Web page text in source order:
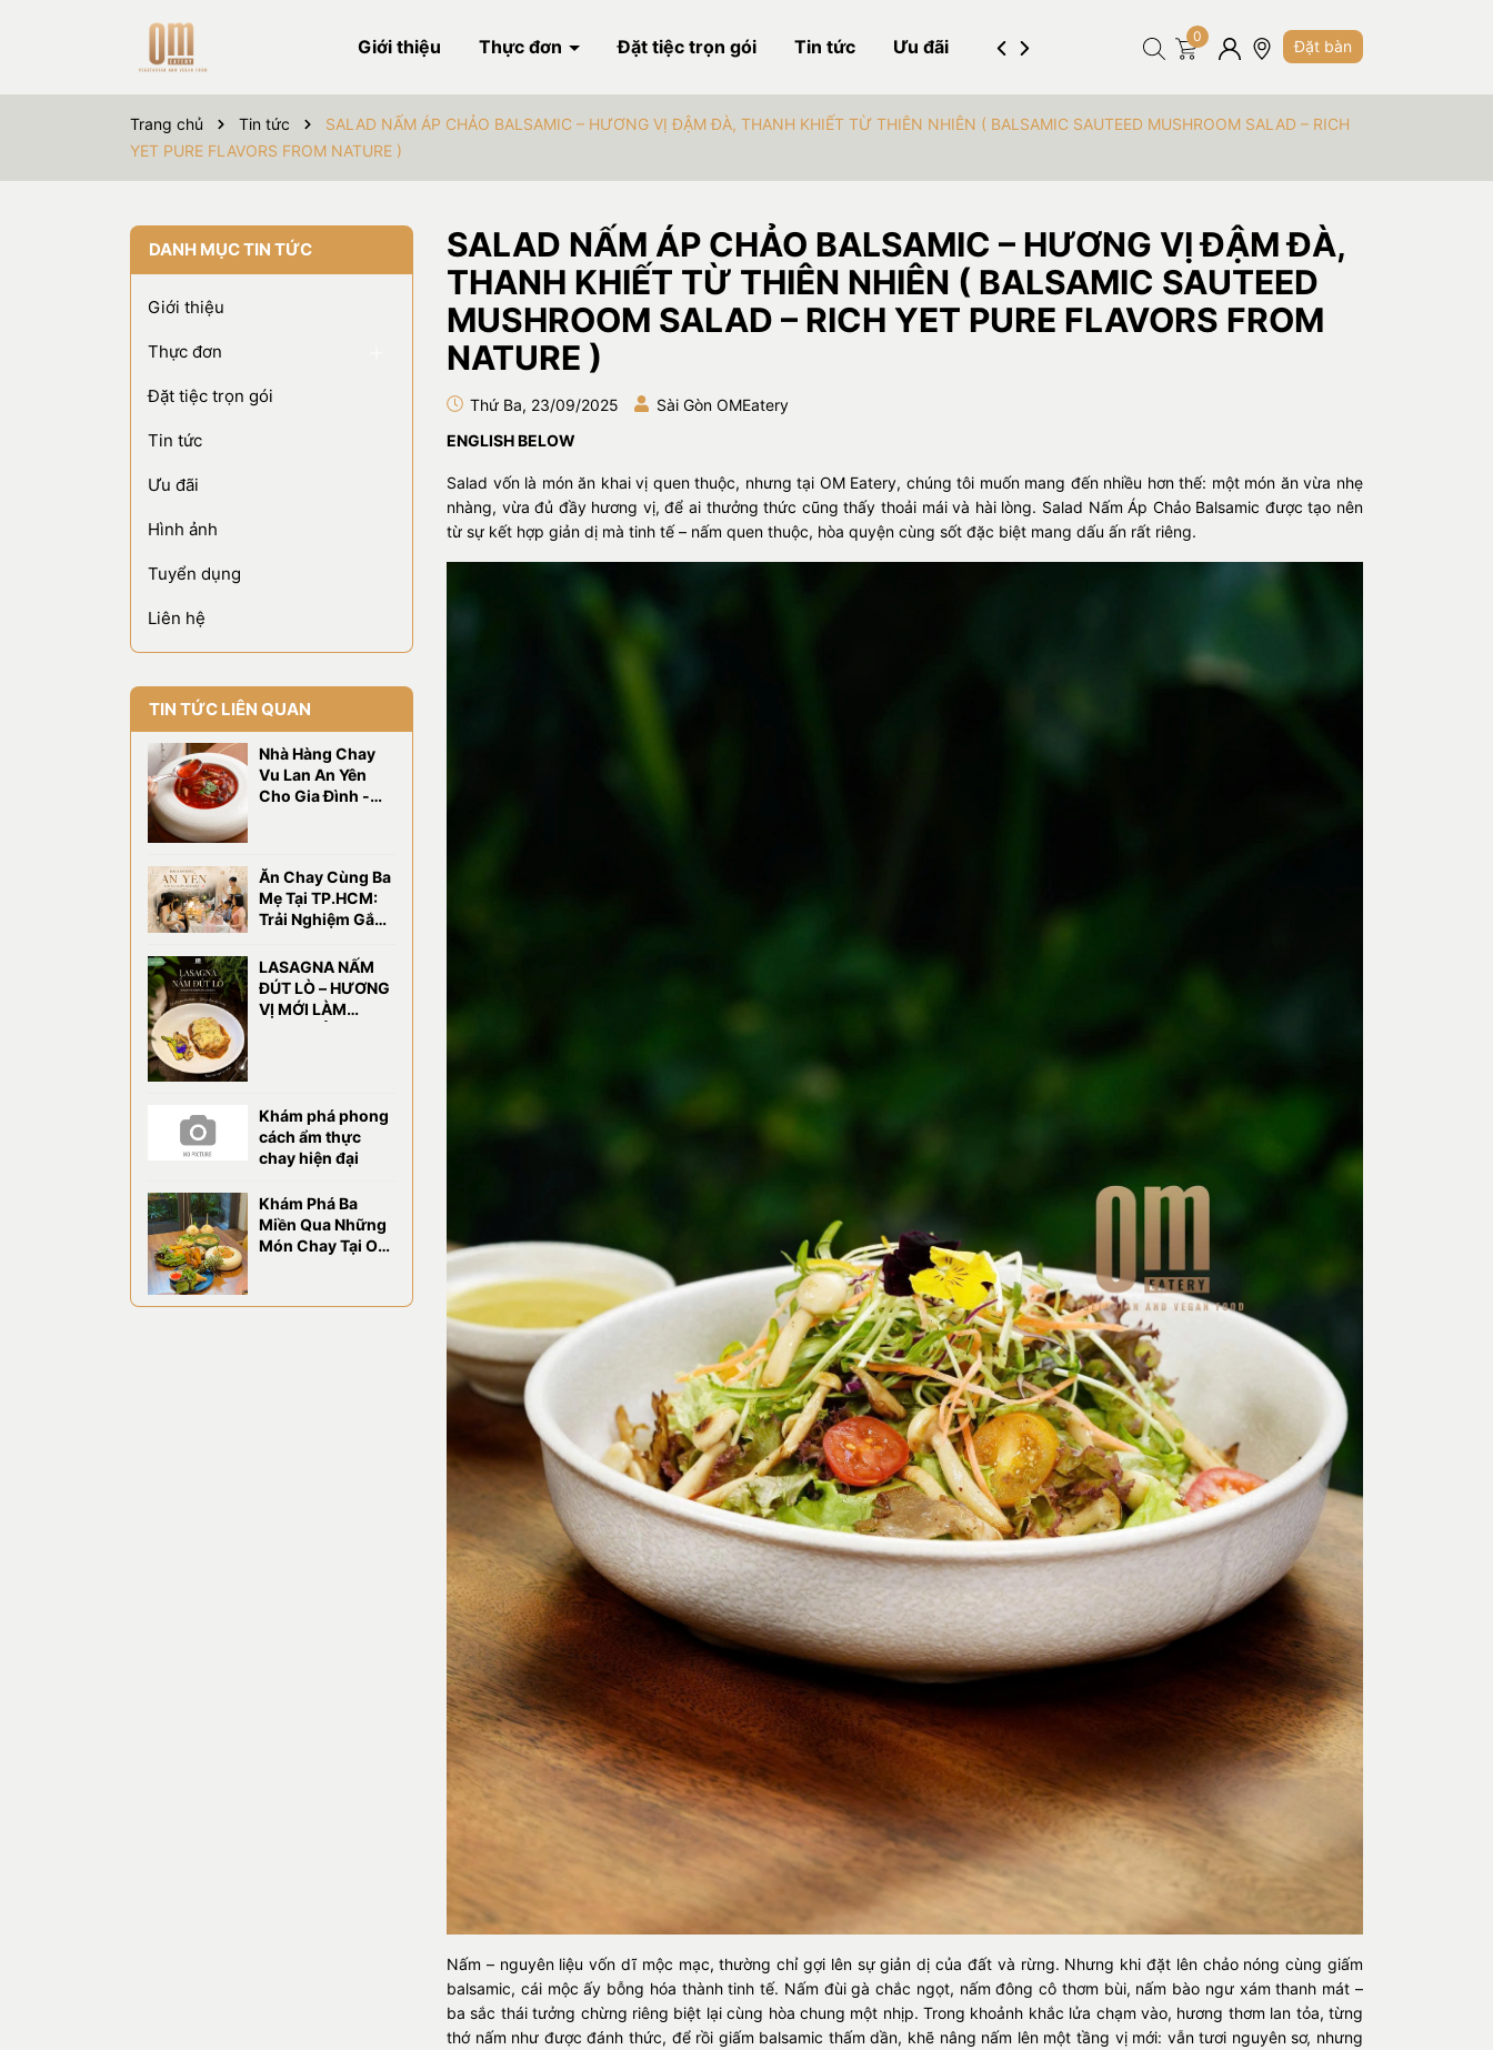
Giới thiệu Thực đơn Đặt tiệc trọn gói Tin tức Ưu đãi Hình ảnh Tuyển dụng Liên hệ
0
Đặt bàn
Trang chủ Tin tức
SALAD NẤM ÁP CHẢO BALSAMIC – HƯƠNG VỊ ĐẬM ĐÀ, THANH KHIẾT TỪ THIÊN NHIÊN ( BALSAMIC SAUTEED MUSHROOM SALAD – RICH
YET PURE FLAVORS FROM NATURE )
SALAD NẤM ÁP CHẢO BALSAMIC – HƯƠNG VỊ ĐẬM ĐÀ,
THANH KHIẾT TỪ THIÊN NHIÊN ( BALSAMIC SAUTEED
MUSHROOM SALAD – RICH YET PURE FLAVORS FROM
NATURE )
Thứ Ba, 23/09/2025
Sài Gòn OMEatery
ENGLISH BELOW
Salad vốn là món ăn khai vị quen thuộc, nhưng tại OM Eatery, chúng tôi muốn mang đến nhiều hơn thế: một món ăn vừa nhẹ
nhàng, vừa đủ đầy hương vị, để ai thưởng thức cũng thấy thoải mái và hài lòng. Salad Nấm Áp Chảo Balsamic được tạo nên
từ sự kết hợp giản dị mà tinh tế – nấm quen thuộc, hòa quyện cùng sốt đặc biệt mang dấu ấn rất riêng.
Nấm – nguyên liệu vốn dĩ mộc mạc, thường chỉ gợi lên sự giản dị của đất và rừng. Nhưng khi đặt lên chảo nóng cùng giấm
balsamic, cái mộc ấy bỗng hóa thành tinh tế. Nấm đùi gà chắc ngọt, nấm đông cô thơm bùi, nấm bào ngư xám thanh mát –
ba sắc thái tưởng chừng riêng biệt lại cùng hòa chung một nhịp. Trong khoảnh khắc lửa chạm vào, hương thơm lan tỏa, từng
thớ nấm như được đánh thức, để rồi giấm balsamic thấm dần, khẽ nâng nấm lên một tầng vị mới: vẫn tươi nguyên sơ, nhưng
DANH MỤC TIN TỨC
Giới thiệu
Thực đơn
Đặt tiệc trọn gói
Tin tức
Ưu đãi
Hình ảnh
Tuyển dụng
Liên hệ
TIN TỨC LIÊN QUAN
Nhà Hàng Chay
Vu Lan An Yên
Cho Gia Đình -
Ăn Chay Cùng Ba
Mẹ Tại TP.HCM:
Trải Nghiệm Gắn
OM Eatery
LASAGNA NẤM
ĐÚT LÒ – HƯƠNG
VỊ MỚI LÀM
Khám phá phong
cách ẩm thực
chay hiện đại
Khám Phá Ba
Miền Qua Những
Món Chay Tại OM